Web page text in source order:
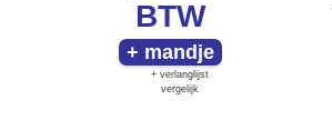
BTW
+ verlanglijst
vergelijk